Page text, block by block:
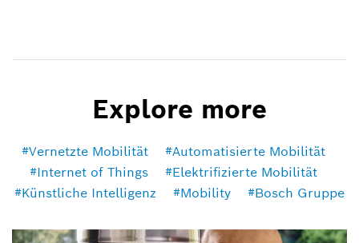
Explore more
Vernetzte Mobilität
Automatisierte Mobilität
Internet of Things
Elektrifizierte Mobilität
Künstliche Intelligenz
Mobility Bosch Gruppe